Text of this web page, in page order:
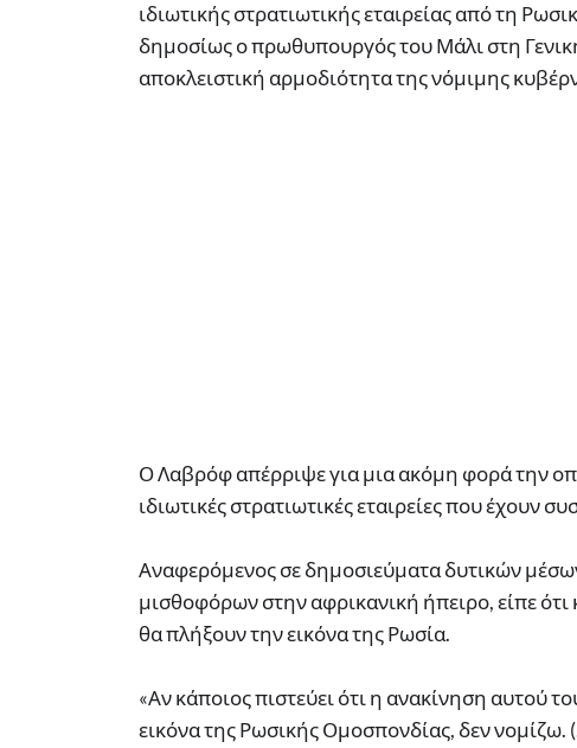
ιδιωτικής στρατιωτικής εταιρείας από τη
δημοσίως ο πρωθυπουργός του Μάλι στη
αποκλειστική αρμοδιότητα της νόμιμης
Ο Λαβρόφ απέρριψε για μια ακόμη φορά την
ιδιωτικές στρατιωτικές εταιρείες που έχουν
Αναφερόμενος σε δημοσιεύματα δυτικών
μισθοφόρων στην αφρικανική ήπειρο, είπε
θα πλήξουν την εικόνα της Ρωσία.
«Αν κάποιος πιστεύει ότι η ανακίνηση αυτού
εικόνα της Ρωσικής Ομοσπονδίας, δεν